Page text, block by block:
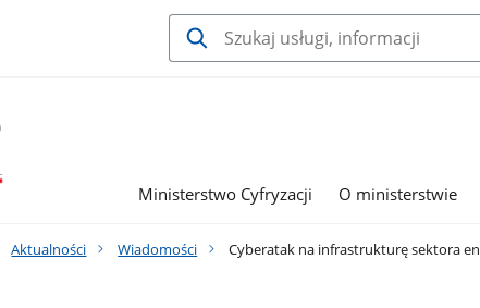
Ministerstwo Cyfryzacji O ministerstwie
Aktualności Wiadomości Cyberatak na infrastrukturę sektora